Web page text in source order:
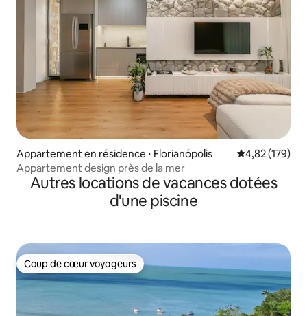
Appartement en résidence ⋅ Florianópolis Évaluation
4,82 (179)
Appartement design près de la mer
Autres locations de vacances dotées
d'une piscine
Coup de cœur voyageurs
Coup de cœur voyageurs